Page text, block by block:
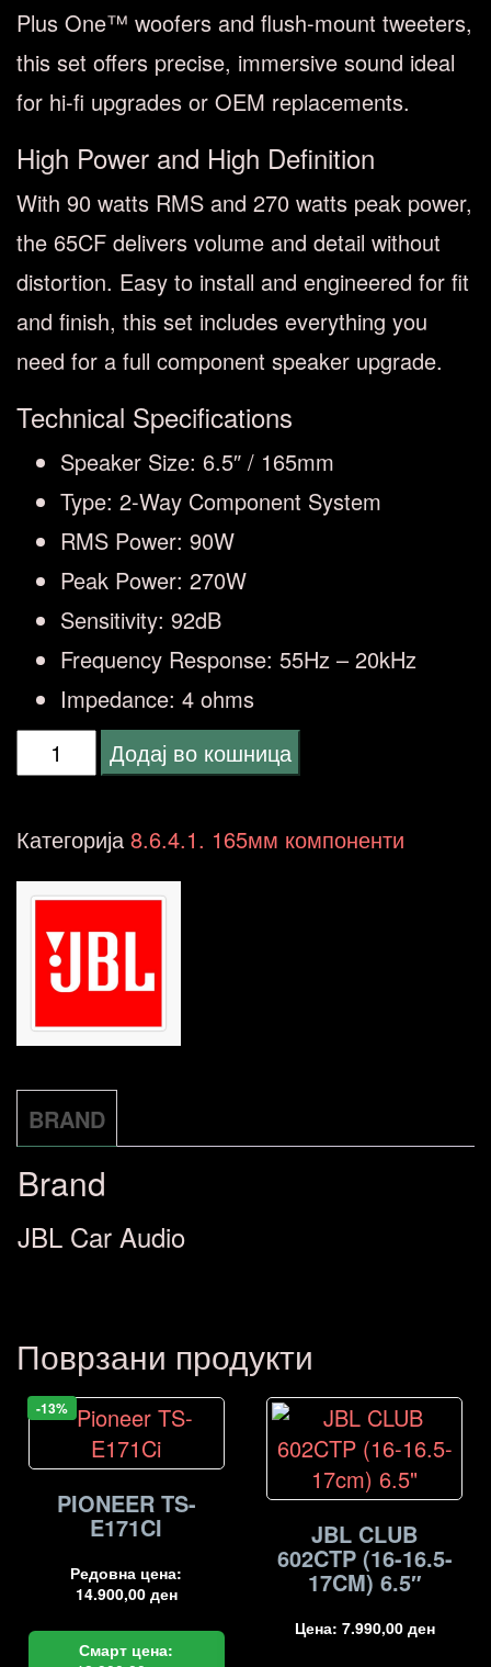
Plus One™ woofers and flush-mount tweeters,
this set offers precise, immersive sound ideal
for hi-fi upgrades or OEM replacements.
High Power and High Definition
With 90 watts RMS and 270 watts peak power,
the 65CF delivers volume and detail without
distortion. Easy to install and engineered for fit
and finish, this set includes everything you
need for a full component speaker upgrade.
Technical Specifications
Speaker Size: 6.5″ / 165mm
Type: 2-Way Component System
RMS Power: 90W
Peak Power: 270W
Sensitivity: 92dB
Frequency Response: 55Hz – 20kHz
Impedance: 4 ohms
JBL
65C
(16-
16.5-
17cm
количина
Додај во кошница
Категорија8.6.4.1. 165мм компоненти
BRAND
Brand
JBL Car Audio
Поврзани продукти
-13%
PIONEER TS-
E171CI
Редовна цена:
14.900,00 ден
Смарт цена:
JBL CLUB
602CTP (16-16.5-
17CM) 6.5″
Цена: 7.990,00 ден